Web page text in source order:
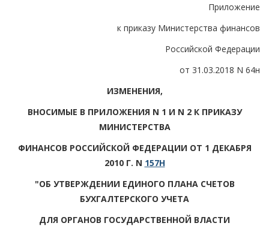
Приложение
к приказу Министерства финансов
Российской Федерации
от 31.03.2018 N 64н
ИЗМЕНЕНИЯ,
ВНОСИМЫЕ В ПРИЛОЖЕНИЯ N 1 И N 2 К ПРИКАЗУ
МИНИСТЕРСТВА
ФИНАНСОВ РОССИЙСКОЙ ФЕДЕРАЦИИ ОТ 1 ДЕКАБРЯ
2010 Г. N 157Н
"ОБ УТВЕРЖДЕНИИ ЕДИНОГО ПЛАНА СЧЕТОВ
БУХГАЛТЕРСКОГО УЧЕТА
ДЛЯ ОРГАНОВ ГОСУДАРСТВЕННОЙ ВЛАСТИ